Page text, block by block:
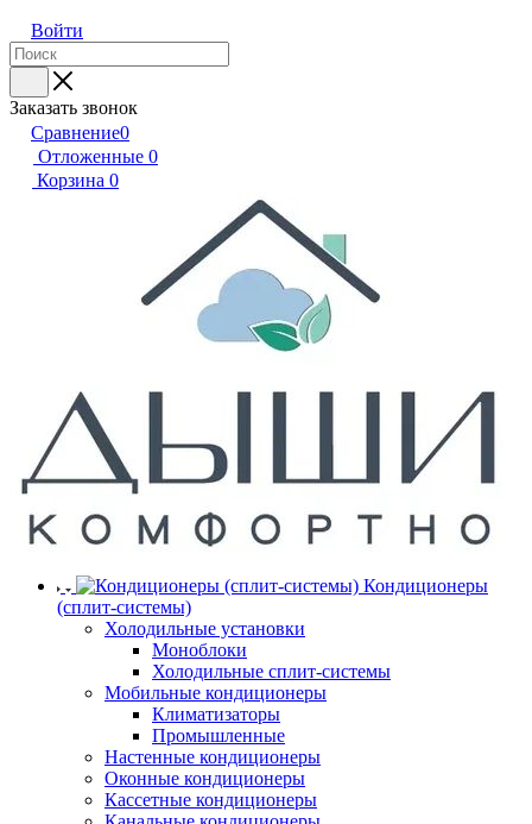
Войти
Заказать звонок
Сравнение0
Отложенные 0
Корзина 0
Кондиционеры
(сплит-системы)
Холодильные установки
Моноблоки
Холодильные сплит-системы
Мобильные кондиционеры
Климатизаторы
Промышленные
Настенные кондиционеры
Оконные кондиционеры
Кассетные кондиционеры